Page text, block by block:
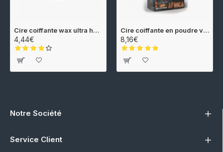
Cire coiffante wax ultra hold 150ml Gummy
4,44€
Cire coiffante en poudre volume 20gr Qainzo
8,16€
Notre Société
Service Client